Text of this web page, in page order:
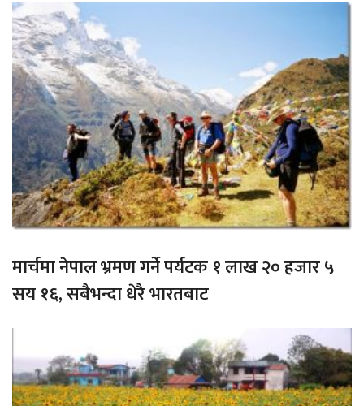
मार्चमा नेपाल भ्रमण गर्ने पर्यटक १ लाख २० हजार ५
सय १६, सबैभन्दा धेरै भारतबाट